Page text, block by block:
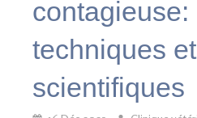
contagieuse:
techniques et
scientifiques